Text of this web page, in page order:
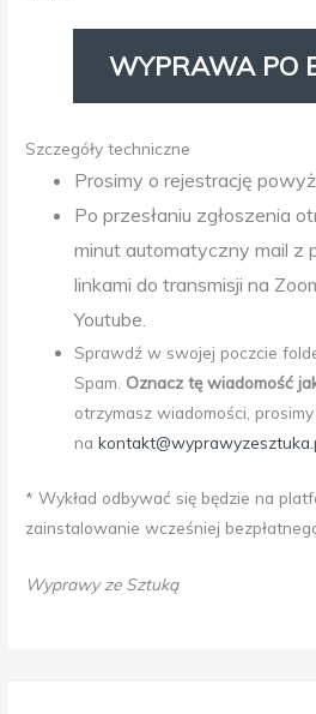
WYPRAWA PO
Szczegóły techniczne
Prosimy o rejestrację
Po przesłaniu zgłoszenia
minut automatyczny mail z
linkami do transmisji na
Youtube.
Sprawdź w swojej poczcie
Spam. Oznacz tę wiadomość
otrzymasz wiadomości,
na
* Wykład odbywać się będzie na
zainstalowanie wcześniej
Wyprawy ze Sztuką